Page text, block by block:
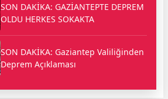
SON DAKİKA: GAZİANTEPTE DEPREM
OLDU HERKES SOKAKTA
SON DAKİKA: Gaziantep Valiliğinden
Deprem Açıklaması